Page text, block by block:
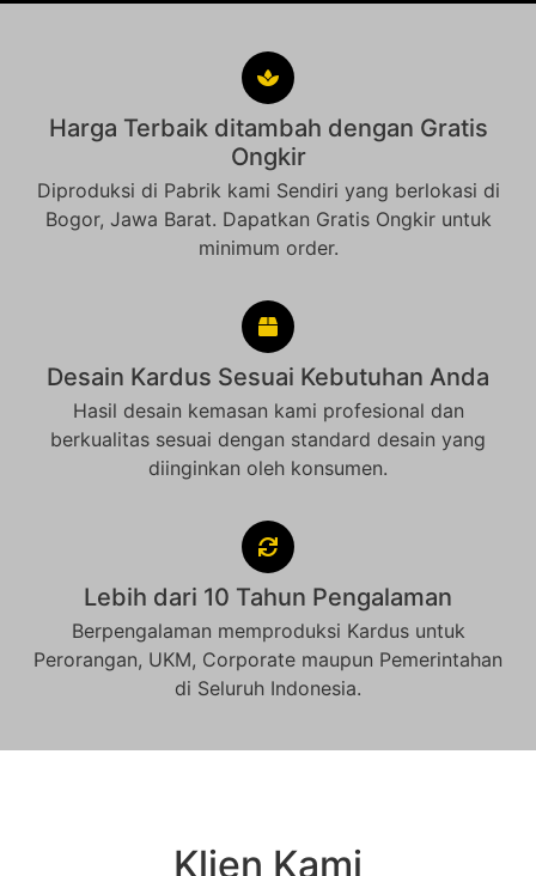
Harga Terbaik ditambah dengan Gratis
Ongkir
Diproduksi di Pabrik kami Sendiri yang berlokasi di
Bogor, Jawa Barat. Dapatkan Gratis Ongkir untuk
minimum order.
Desain Kardus Sesuai Kebutuhan Anda
Hasil desain kemasan kami profesional dan
berkualitas sesuai dengan standard desain yang
diinginkan oleh konsumen.
Lebih dari 10 Tahun Pengalaman
Berpengalaman memproduksi Kardus untuk
Perorangan, UKM, Corporate maupun Pemerintahan
di Seluruh Indonesia.
Klien Kami